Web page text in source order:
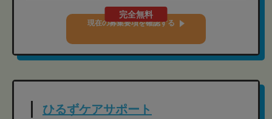
完全無料
現在の募集要項を確認する
ひるずケアサポート